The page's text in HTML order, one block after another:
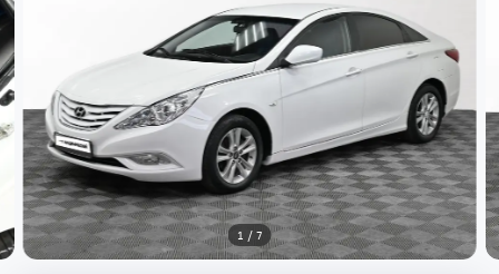
1 / 7